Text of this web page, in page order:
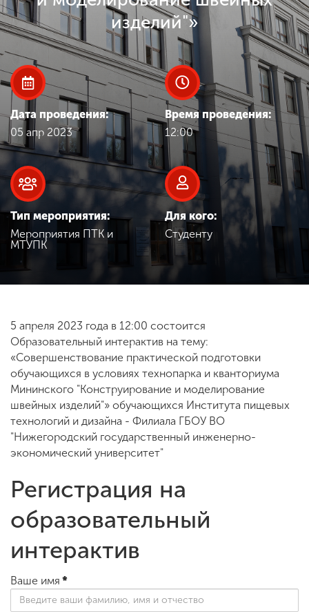
Наука
Международная
деятельность
Другие виды
деятельности
Студенческая жизнь
Сведения об
образовательной
ENG SPN CHI
Приемная
комиссия
+7 (831) 262-26-20
изделий"»
Дата проведения:
05 апр 2023
Время проведения:
12:00
Тип мероприятия:
Мероприятия ПТК и
МТУПК
Для кого:
Студенту
5 апреля 2023 года в 12:00 состоится
Образовательный интерактив на тему:
«Совершенствование практической подготовки
обучающихся в условиях технопарка и кванториума
Мининского "Конструирование и моделирование
швейных изделий"» обучающихся Института пищевых
технологий и дизайна - Филиала ГБОУ ВО
"Нижегородский государственный инженерно-
экономический университет"
Регистрация на
образовательный
интерактив
Ваше имя *